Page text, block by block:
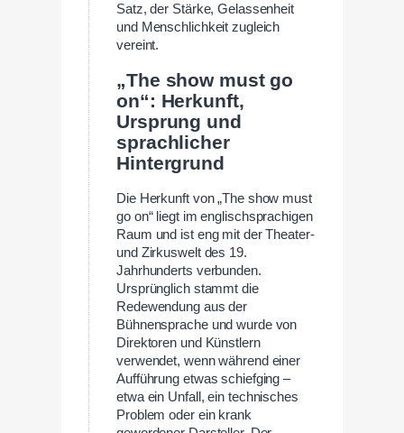
Satz, der Stärke, Gelassenheit
und Menschlichkeit zugleich
vereint.
„The show must go
on“: Herkunft,
Ursprung und
sprachlicher
Hintergrund
Die Herkunft von „The show must
go on“ liegt im englischsprachigen
Raum und ist eng mit der Theater-
und Zirkuswelt des 19.
Jahrhunderts verbunden.
Ursprünglich stammt die
Redewendung aus der
Bühnensprache und wurde von
Direktoren und Künstlern
verwendet, wenn während einer
Aufführung etwas schiefging –
etwa ein Unfall, ein technisches
Problem oder ein krank